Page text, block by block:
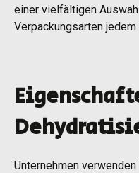
einer vielfältigen
Verpackungsarten
Unternehmen